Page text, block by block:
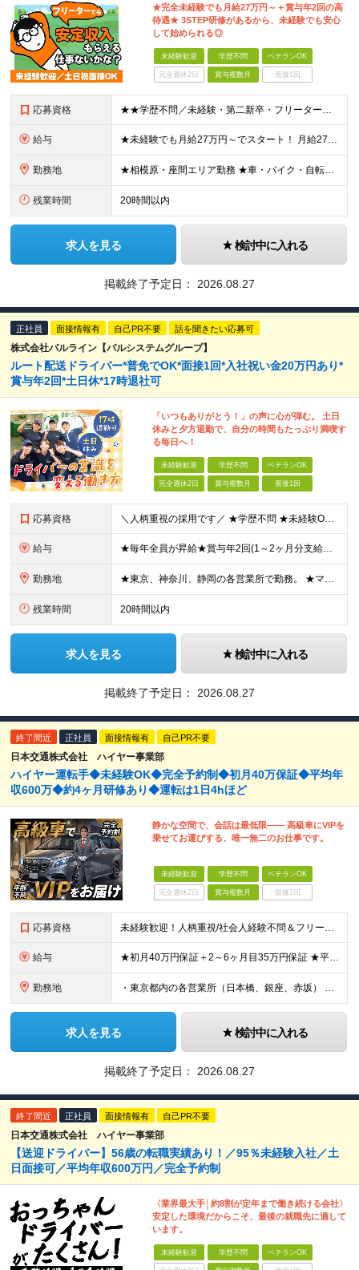
★完全未経験でも月給27万円～＋賞与年2回の高
待遇★ 3STEP研修があるから、未経験でも安心
して始められる◎
未経験歓迎 学歴不問 ベテランOK
完全週休2日 賞与複数月 面接1回
応募資格 ★★学歴不問／未経験・第二新卒・フリーター歓迎★★ 今回の応募に必要なスキルは「誰かの話を聞ける」ことだけ◎ 前職経験は一切不問のため、 気になった方は今すぐご応募ください！ 契約の更新 有 更新
給与 ★未経験でも月給27万円～でスタート！ 月給27万円～＋賞与年2回＋残業代全額支給＋各種手当 ※試用期間3カ月（試用期間中の給与・待遇に差異はございません）
勤務地 ★相模原・座間エリア勤務 ★車・バイク・自転車通勤OK！ └駐車場・駐輪場完備で安心♪ 【相模物流センター】 神奈川県座間市広野台2-10-7 プロロジスパーク座間I内2F (変更の範囲)上記を除
残業時間 20時間以内
求人を見る 検討中に入れる
掲載終了予定日： 2026.08.27
正社員 面接情報有 自己PR不要 話を聞きたい応募可
株式会社パルライン【パルシステムグループ】
ルート配送ドライバー*普免でOK*面接1回*入社祝い金20万円あり*
賞与年2回*土日休*17時退社可
「いつもありがとう！」の声に心が弾む。 土日
休みと夕方退勤で、自分の時間もたっぷり満喫す
る毎日へ！
未経験歓迎 学歴不問 ベテランOK
完全週休2日 賞与複数月 面接1回
応募資格 ＼人柄重視の採用です／ ★学歴不問 ★未経験OK ★普通自動車運転免許（AT限定可）をお持ちの方 └研修期間を用意しているので、ペーパードライバーの方もOK◎ ★44歳以下の方 ※若年層の長期キャリア
給与 ★毎年全員が昇給★賞与年2回(1～2ヶ月分支給） 東京・神奈川エリア／月給27万5295円～ 静岡エリア／月給25万5221円～ 【試用期間中(2ヶ月間)の給与】 東京・神奈川エリア／月給25万1
勤務地 ★東京、神奈川、静岡の各営業所で勤務。 ★マイカー・バイク通勤OK！（一部営業所除く） ★配属先は希望を考慮して決定いたします！ ★転居を伴う転勤はありません。 【東京】 多摩営業所／東京都多摩市南
残業時間 20時間以内
求人を見る 検討中に入れる
掲載終了予定日： 2026.08.27
終了間近 正社員 面接情報有 自己PR不要
日本交通株式会社 ハイヤー事業部
ハイヤー運転手◆未経験OK◆完全予約制◆初月40万保証◆平均年
収600万◆約4ヶ月研修あり◆運転は1日4hほど
静かな空間で、会話は最低限―― 高級車にVIPを
乗せてお運びする、唯一無二のお仕事です。
未経験歓迎 学歴不問 ベテランOK
完全週休2日 賞与複数月 面接1回
応募資格 未経験歓迎！人柄重視/社会人経験不問＆フリーターもOK ■普通自動車免許（AT限定可）を取得して3年以上経過している方 ※前職・学歴・ブランク・転職回数などは一切不問です。 <2種免許取得代は全額
給与 ★初月40万円保証＋2～6ヶ月目35万円保証 ★平均年収600万円 月給236,000円（一律手当含む）＋運転手当（運転した時間に応じて支給）＋残業代＋賞与年2回 ※基礎研修期間（10日間）は日給1
勤務地 ・東京都内の各営業所（日本橋、銀座、赤坂） ※勤務地は希望を考慮します。転居を伴う転勤はありません。 ■中央営業所／東京都中央区日本橋兜町1-13 ■銀座営業所／東京都中央区銀座1-11-3 ■赤坂
求人を見る 検討中に入れる
掲載終了予定日： 2026.08.27
終了間近 正社員 面接情報有 自己PR不要
日本交通株式会社 ハイヤー事業部
【送迎ドライバー】56歳の転職実績あり！／95％未経験入社／土
日面接可／平均年収600万円／完全予約制
〈業界最大手│約8割が定年まで働き続ける会社〉
安定した環境だからこそ、最後の就職先に適して
います。
未経験歓迎 学歴不問 ベテランOK